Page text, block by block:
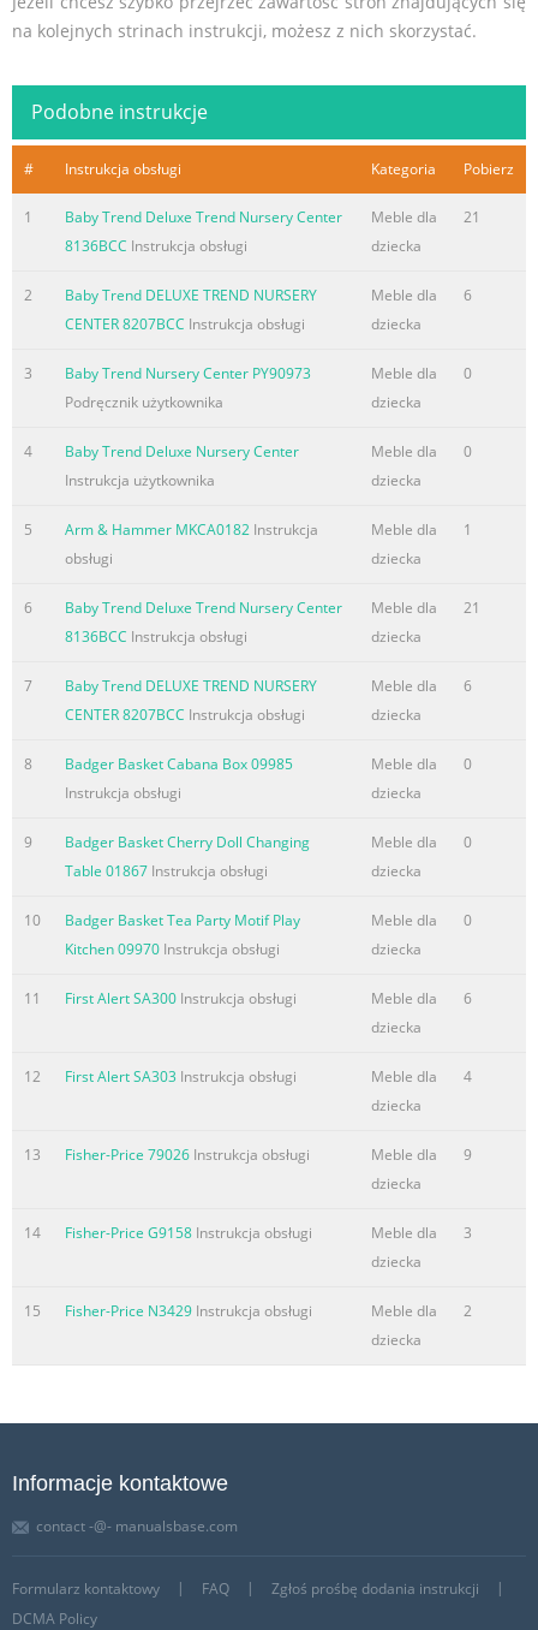
na kolejnych strinach instrukcji, możesz z nich skorzystać.
Podobne instrukcje
# Instrukcja obsługi Kategoria Pobierz
1
Baby Trend Deluxe Trend Nursery Center
8136BCC Instrukcja obsługi
Meble dla
dziecka
21
2
Baby Trend DELUXE TREND NURSERY
CENTER 8207BCC Instrukcja obsługi
Meble dla
dziecka
6
3
Baby Trend Nursery Center PY90973
Podręcznik użytkownika
Meble dla
dziecka
0
4
Baby Trend Deluxe Nursery Center
Instrukcja użytkownika
Meble dla
dziecka
0
5 Arm & Hammer MKCA0182 Instrukcja
obsługi
Meble dla
dziecka
1
6
Baby Trend Deluxe Trend Nursery Center
8136BCC Instrukcja obsługi
Meble dla
dziecka
21
7
Baby Trend DELUXE TREND NURSERY
CENTER 8207BCC Instrukcja obsługi
Meble dla
dziecka
6
8
Badger Basket Cabana Box 09985
Instrukcja obsługi
Meble dla
dziecka
0
9
Badger Basket Cherry Doll Changing
Table 01867 Instrukcja obsługi
Meble dla
dziecka
0
10
Badger Basket Tea Party Motif Play
Kitchen 09970 Instrukcja obsługi
Meble dla
dziecka
0
11 First Alert SA300 Instrukcja obsługi
Meble dla
dziecka
6
12 First Alert SA303 Instrukcja obsługi
Meble dla
dziecka
4
13 Fisher-Price 79026 Instrukcja obsługi
Meble dla
dziecka
9
14 Fisher-Price G9158 Instrukcja obsługi
Meble dla
dziecka
3
15 Fisher-Price N3429 Instrukcja obsługi
Meble dla
dziecka
2
Informacje kontaktowe
contact -@- manualsbase.com
Formularz kontaktowy FAQ
Zgłoś prośbę dodania instrukcji
DCMA Policy